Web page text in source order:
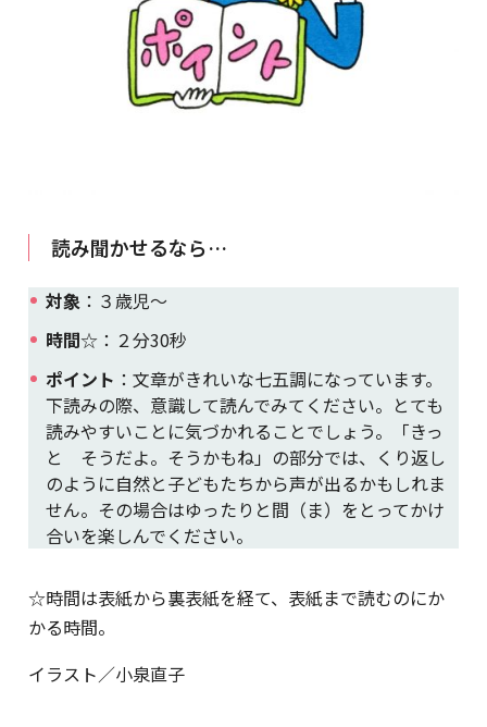
読み聞かせるなら…
対象 ：３歳児～
時間☆：２分30秒
ポイント ：文章がきれいな七五調になっています。
下読みの際、意識して読んでみてください。とても
読みやすいことに気づかれることでしょう。「きっ
と そうだよ。そうかもね」の部分では、くり返し
のように自然と子どもたちから声が出るかもしれま
せん。その場合はゆったりと間（ま）をとってかけ
合いを楽しんでください。
☆時間は表紙から裏表紙を経て、表紙まで読むのにか
かる時間。
イラスト／小泉直子